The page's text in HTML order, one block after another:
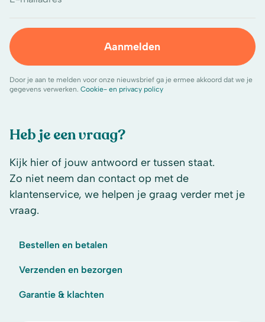
Heb je een vraag?
Kijk hier of jouw antwoord er tussen staat.
Zo niet neem dan contact op met de
klantenservice, we helpen je graag verder met je
vraag.
Bestellen en betalen
Verzenden en bezorgen
Garantie & klachten
Aanmelden
Door je aan te melden voor onze nieuwsbrief ga je ermee akkoord dat we je
gegevens verwerken. Cookie- en privacy policy